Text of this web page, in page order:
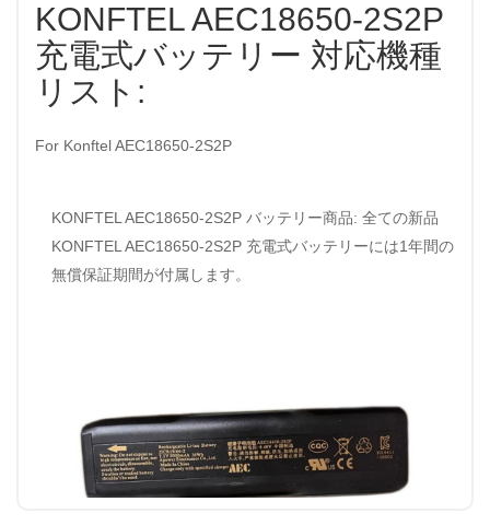
KONFTEL AEC18650-2S2P
充電式バッテリー 対応機種
リスト:
For Konftel AEC18650-2S2P
KONFTEL AEC18650-2S2P バッテリー商品: 全ての新品
KONFTEL AEC18650-2S2P 充電式バッテリーには1年間の
無償保証期間が付属します。